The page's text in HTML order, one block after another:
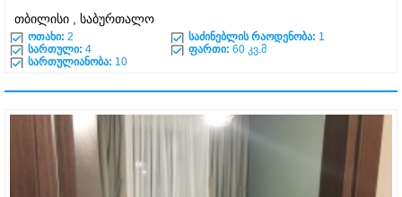
თბილისი , საბურთალო
ოთახი: 2 საძინებლის რაოდენობა: 1
სართული: 4 ფართი: 60 კვ.მ
სართულიანობა: 10